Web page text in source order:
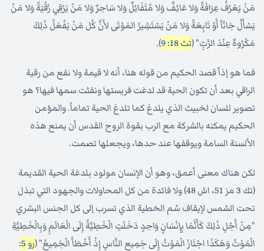
مَنْ يَعْرُفُ عِرَافَةً وَلا عَائِفٌ وَلا مُتَفَائِلٌ وَلا سَاحِرٌ وَلا مَنْ يَرْقِي رُقْيَةً وَلا مَنْ
يَسْأَلُ جَانّاً أَوْ تَابِعَةً وَلا مَنْ يَسْتَشِيرُ المَوْتَى لأَنَّ كُل مَنْ يَفْعَلُ ذَلِكَ
مَكْرُوهٌ عِنْدَ الرَّبِّ" (تث 18: 9 ).
فما هو إذاً قصد الحكيم من قوله هنا، أنه لا قيمة ولا نفع من رقية
الراقي بعد أن تكون الحية قد لدغت فريستها ونفثت سمها فيها؟ هو
تصوير للسان لخبيث الذي يلدغ كما تلدغ الحية تماماً. والمؤمن
الحكيم يمكنه بالشركة مع الرب بقوة الروح القدس أن يمنع هذه
الألسنة السامة ويوقفها عند حدها، ويجعلها تصمت.
لكن هناك معنى أعمق، وهو أن الإنسان مولود بلدغة الحية القديمة
(تك 3 مز 51، اش 48) ولا فائدة من كل المحاولات والجهود التي تبذل
تحت الشمس لإيقاف سُم الخطية الذي تسرب إلى كل الجنس البشري
"مِنْ أَجْلِ ذَلِكَ كَأَنَّمَا بِإِنْسَانٍ وَاحِدٍ دَخَلَتِ الْخَطِيَّةُ إِلَى الْعَالَمِ وَبِالْخَطِيَّةِ
الْمَوْتُ وَهَكَذَا اجْتَازَ الْمَوْتُ إِلَى جَمِيعِ النَّاسِ إِذْ أَخْطَأَ الْجَمِيعُ" (
رو 5: